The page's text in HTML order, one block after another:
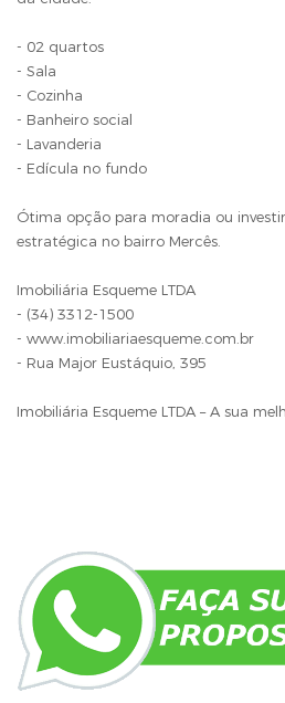
- 02 quartos
- Sala
- Cozinha
- Banheiro social
- Lavanderia
- Edícula no fundo
Ótima opção para moradia ou
estratégica no bairro Mercês.
Imobiliária Esqueme LTDA
- (34) 3312-1500
- www.imobiliariaesqueme.com.br
- Rua Major Eustáquio, 395
Imobiliária Esqueme LTDA – A sua